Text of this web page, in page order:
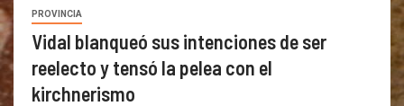
PROVINCIA
Vidal blanqueó sus intenciones de ser
reelecto y tensó la pelea con el
kirchnerismo